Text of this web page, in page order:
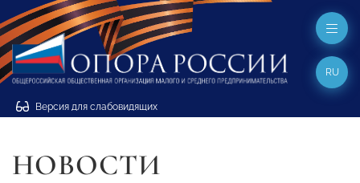
Версия для слабовидящих
RU
НОВОСТИ